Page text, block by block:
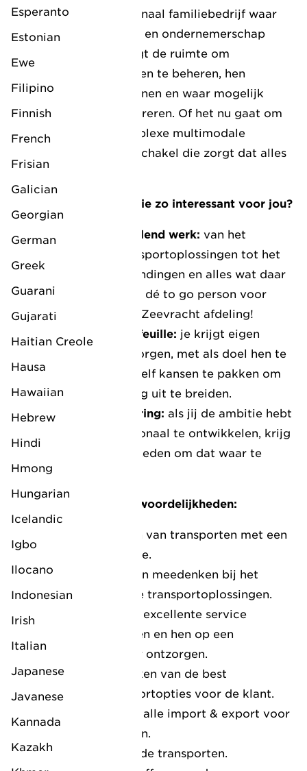
Esperanto
Estonian
Ewe
Filipino
Finnish
French
Frisian
Galician
Georgian
German
Greek
Guarani
Gujarati
Haitian Creole
Hausa
Hawaiian
Hebrew
Hindi
Hmong
Hungarian
Icelandic
Igbo
Ilocano
Indonesian
Irish
Italian
Japanese
Javanese
Kannada
Kazakh
en voor een internationaal familiebedrijf waar
persoonlijke aandacht en ondernemerschap
centraal staan. Je krijgt de ruimte om
zelfstandig jouw klanten te beheren, hen
optimaal te ondersteunen en waar mogelijk
extra business te genereren. Of het nu gaat om
zeevracht of een complexe multimodale
oplossing, jij bent de schakel die zorgt dat alles
vlekkeloos verloopt!
Wat maakt deze functie zo interessant voor jou?
Allround en afwisselend werk: van het
aanbieden van transportoplossingen tot het
coördineren van zendingen en alles wat daar
tussenin zit. Jij bent dé to go person voor
jouw klant op onze Zeevracht afdeling!
Eigen klantenportefeuille: je krijgt eigen
klanten om te ontzorgen, met als doel hen te
helpen groeien én zelf kansen te pakken om
onze dienstverlening uit te breiden.
Internationale ervaring: als jij de ambitie hebt
om je ook internationaal te ontwikkelen, krijg
je hier de mogelijkheden om dat waar te
maken.
Jouw taken en verantwoordelijkheden:
Het in- en verkopen van transporten met een
winstgevende marge.
Klanten adviseren en meedenken bij het
vinden van de beste transportoplossingen.
Het bieden van een excellente service
richting onze klanten en hen op een
persoonlijke manier ontzorgen.
Het zoeken en boeken van de best
beschikbare transportopties voor de klant.
Het afhandelen van alle import & export voor
zeevracht zendingen.
Het monitoren van de transporten.